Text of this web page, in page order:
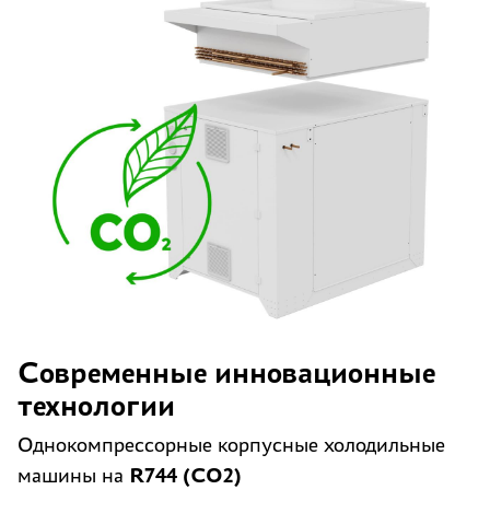
Современные инновационные
технологии
Однокомпрессорные корпусные холодильные
машины на R744 (CO2)